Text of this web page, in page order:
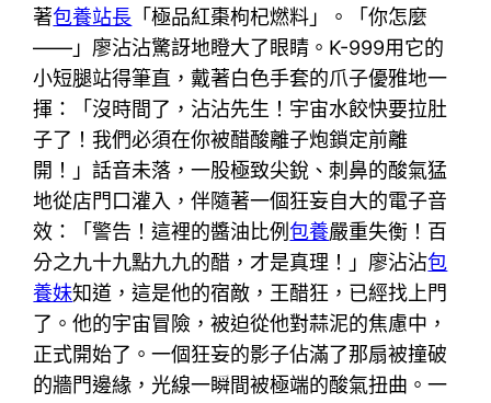
著包養站長 「極品紅棗枸杞燃料」。「你怎麼
——」廖沾沾驚訝地瞪大了眼睛。K-999用它的
小短腿站得筆直，戴著白色手套的爪子優雅地一
揮：「沒時間了，沾沾先生！宇宙水餃快要拉肚
子了！我們必須在你被醋酸離子炮鎖定前離
開！」話音未落，一股極致尖銳、刺鼻的酸氣猛
地從店門口灌入，伴隨著一個狂妄自大的電子音
效：「警告！這裡的醬油比例包養嚴重失衡！百
分之九十九點九九的醋，才是真理！」廖沾沾包
養妹知道，這是他的宿敵，王醋狂，已經找上門
了。他的宇宙冒險，被迫從他對蒜泥的焦慮中，
正式開始了。一個狂妄的影子佔滿了那扇被撞破
的牆門邊緣，光線一瞬間被極端的酸氣扭曲。一